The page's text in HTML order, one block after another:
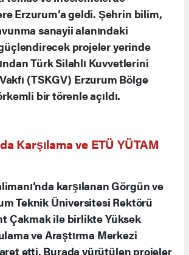
Erzurum’a geldi. Şehrin bilim,
sanayii alanındaki
projeler yerinde
Türk Silahlı Kuvvetlerini
(TSKGV) Erzurum Bölge
bir törenle açıldı.